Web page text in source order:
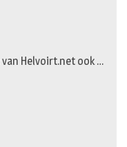
Helvoirt.net ook …